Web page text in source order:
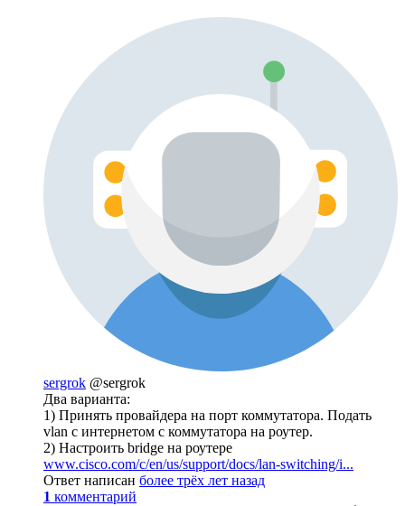
sergrok @sergrok
Два варианта:
1) Принять провайдера на порт коммутатора. Подать
vlan с интернетом с коммутатора на роутер.
2) Настроить bridge на роутере
www.cisco.com/c/en/us/support/docs/lan-switching/i...
Ответ написан более трёх лет назад
1 комментарий